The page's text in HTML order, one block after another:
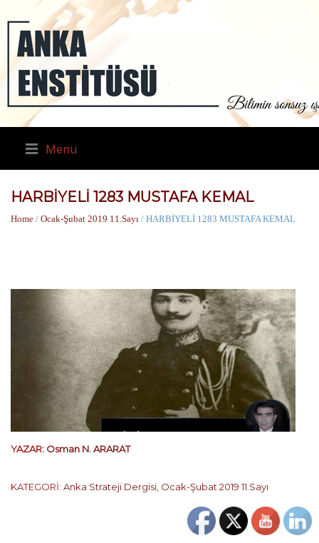
Menu
HARBİYELİ 1283 MUSTAFA KEMAL
Home / Ocak-Şubat 2019 11.Sayı / HARBİYELİ 1283 MUSTAFA KEMAL
YAZAR: Osman N. ARARAT
KATEGORİ: Anka Strateji Dergisi Ocak-Şubat 2019 11.Sayı